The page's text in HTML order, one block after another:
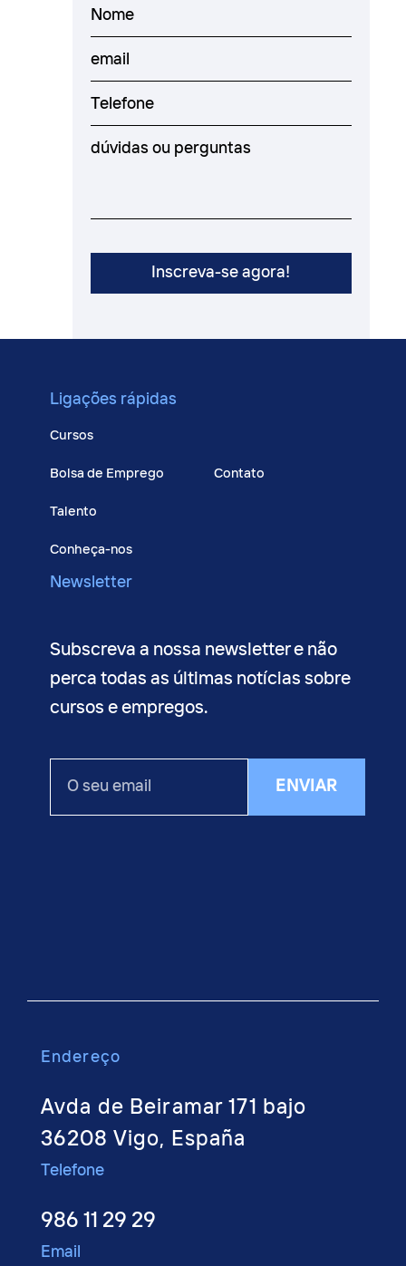
Ligações rápidas
Cursos
Bolsa de Emprego
Talento
Conheça-nos
Contato
Newsletter
Subscreva a nossa newsletter e não
perca todas as últimas notícias sobre
cursos e empregos.
ENVIAR
Endereço
Avda de Beiramar 171 bajo
36208 Vigo, España
Telefone
986 11 29 29
Email